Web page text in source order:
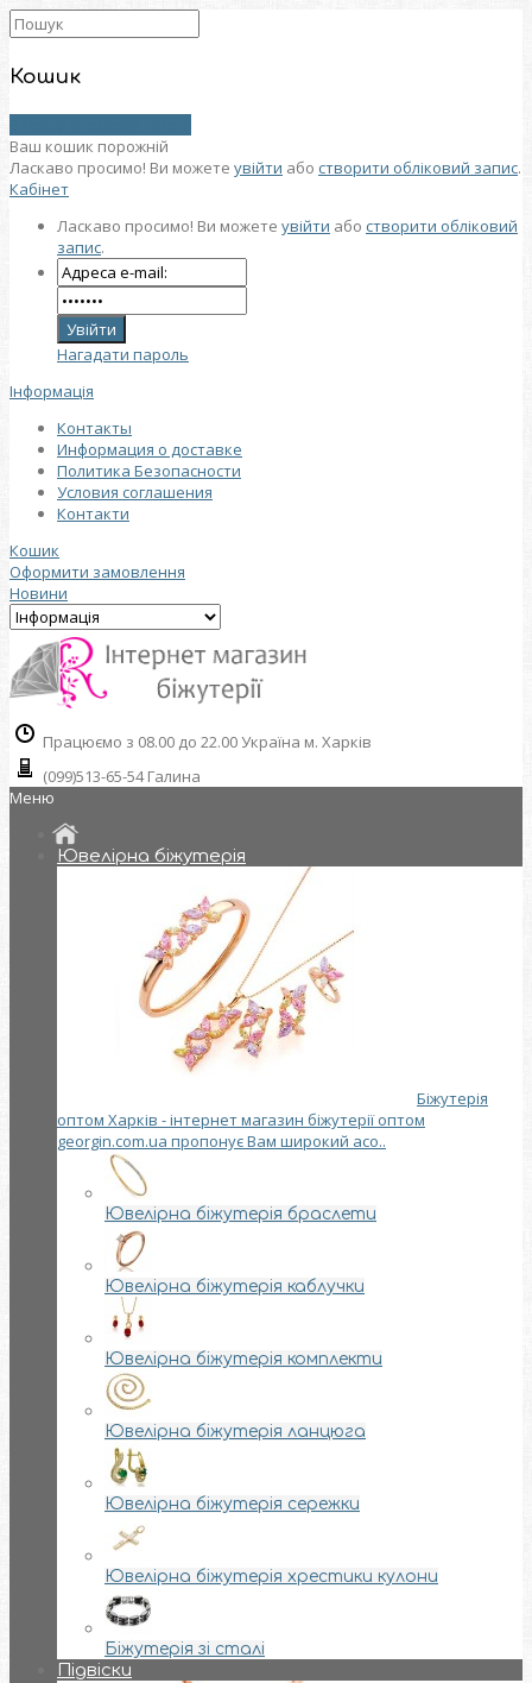
Кошик
Ваш кошик порожній
Ласкаво просимо! Ви можете увійти або створити обліковий запис.
Кабінет
Ласкаво просимо! Ви можете увійти або створити обліковий
запис.
Нагадати пароль
Інформація
Контакты
Информация о доставке
Политика Безопасности
Условия соглашения
Контакти
Кошик
Оформити замовлення
Новини
Працюємо з 08.00 до 22.00 Україна м. Харків
(099)513-65-54 Галина
Меню
Ювелірна біжутерія
Біжутерія
оптом Харків - інтернет магазин біжутерії оптом
georgin.com.ua пропонує Вам широкий асо..
Ювелірна біжутерія браслети
Ювелірна біжутерія каблучки
Ювелірна біжутерія комплекти
Ювелірна біжутерія ланцюга
Ювелірна біжутерія сережки
Ювелірна біжутерія хрестики кулони
Біжутерія зі сталі
Підвіски